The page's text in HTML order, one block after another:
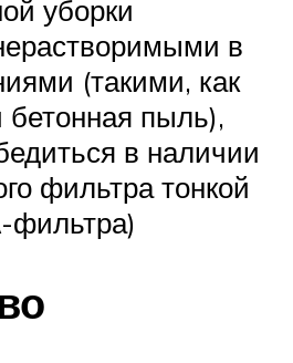
уборки
в
(такими, как
пыль),
в наличии
фильтра тонкой
фильтра)